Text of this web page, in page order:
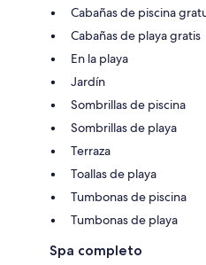
Cabañas de piscina
Cabañas de playa gratis
En la playa
Jardín
Sombrillas de piscina
Sombrillas de playa
Terraza
Toallas de playa
Tumbonas de piscina
Tumbonas de playa
Spa completo